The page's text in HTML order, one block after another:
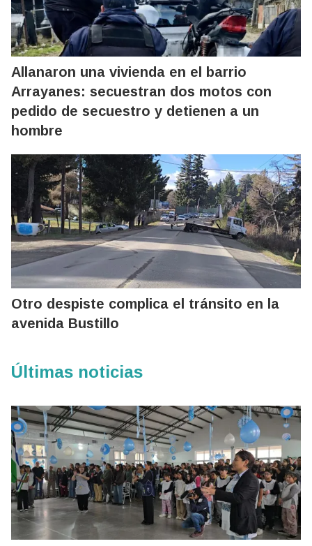
Allanaron una vivienda en el barrio
Arrayanes: secuestran dos motos con
pedido de secuestro y detienen a un
hombre
Otro despiste complica el tránsito en la
avenida Bustillo
Últimas noticias